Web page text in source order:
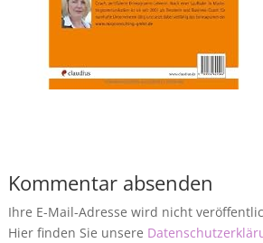
Kommentar absenden
Ihre E-Mail-Adresse wird nicht
Hier finden Sie unsere